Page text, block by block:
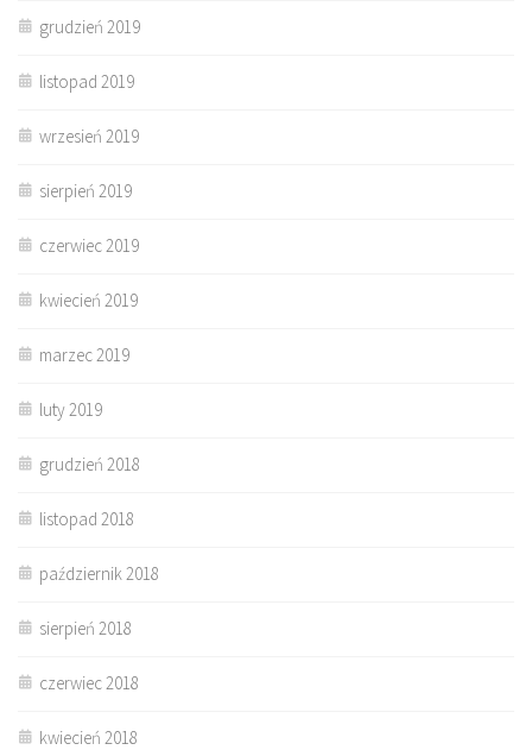
grudzień 2019
listopad 2019
wrzesień 2019
sierpień 2019
czerwiec 2019
kwiecień 2019
marzec 2019
luty 2019
grudzień 2018
listopad 2018
październik 2018
sierpień 2018
czerwiec 2018
kwiecień 2018